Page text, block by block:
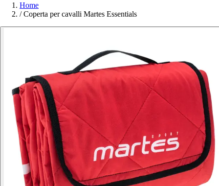
Home
/ Coperta per cavalli Martes Essentials